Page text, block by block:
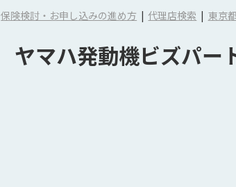
保険検討・お申し込みの進め方 代理店検索 東京
ヤマハ発動機ビズパー